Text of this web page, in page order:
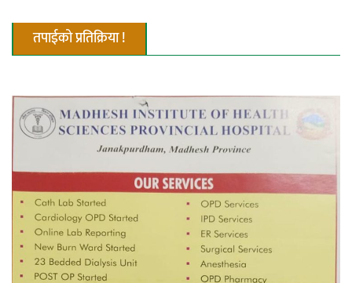
भवन बनाउन उपकुलपतिद्वारा आनाकानी
तपाईको प्रतिक्रिया !